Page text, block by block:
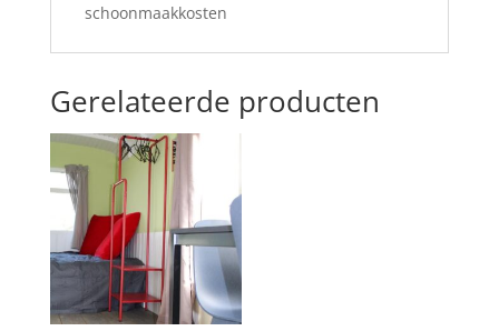
schoonmaakkosten
Gerelateerde producten